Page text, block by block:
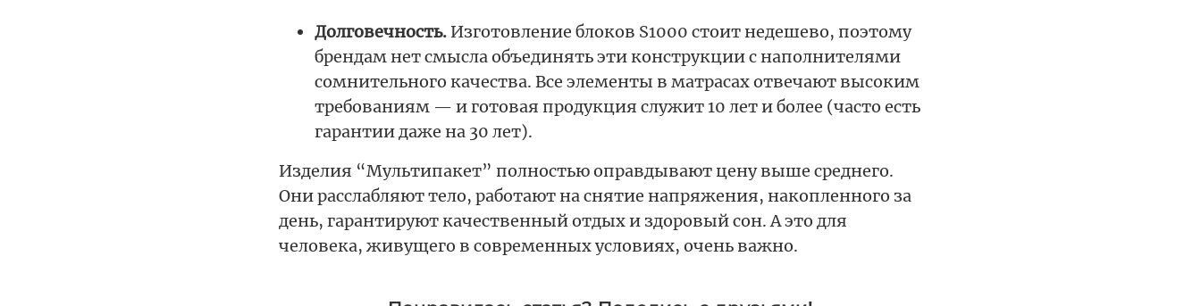
Долговечность. Изготовление блоков S1000 стоит недешево, поэтому
брендам нет смысла объединять эти конструкции с наполнителями
сомнительного качества. Все элементы в матрасах отвечают высоким
требованиям — и готовая продукция служит 10 лет и более (часто есть
гарантии даже на 30 лет).
Изделия “Мультипакет” полностью оправдывают цену выше среднего.
Они расслабляют тело, работают на снятие напряжения, накопленного за
день, гарантируют качественный отдых и здоровый сон. А это для
человека, живущего в современных условиях, очень важно.